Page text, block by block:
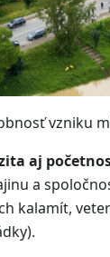
vzniku
aj
a
kalamít,